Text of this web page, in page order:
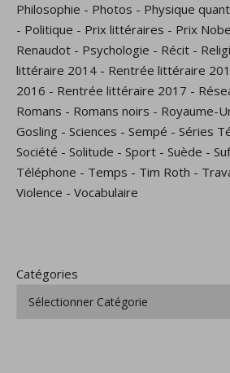
Philosophie - Photos - Physique
- Politique - Prix littéraires - Prix
Renaudot - Psychologie - Récit -
littéraire 2014 - Rentrée littéraire
2016 - Rentrée littéraire 2017 -
Romans - Romans noirs - Royaume-
Gosling - Sciences - Sempé - Séries
Société - Solitude - Sport - Suède -
Téléphone - Temps - Tim Roth -
Violence - Vocabulaire
Catégories